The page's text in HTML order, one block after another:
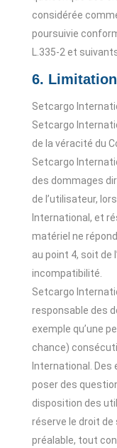
considérée
poursuivie
L.335-2 et
6.
Setcargo
Setcargo
de la véracité du
Setcargo
des dommages
de l’utilisateur,
International, et
matériel ne
au point 4, soit de
incompatibilité.
Setcargo
responsable des
exemple qu’une
chance)
International.
poser des
disposition des
réserve le droit de
préalable, tout